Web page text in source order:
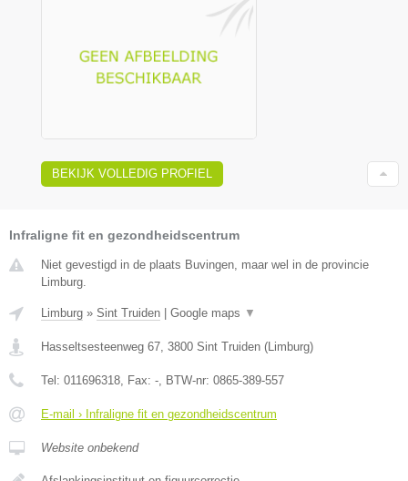
BEKIJK VOLLEDIG PROFIEL
Infraligne fit en gezondheidscentrum
Niet gevestigd in de plaats Buvingen, maar wel in de provincie
Limburg.
Limburg » Sint Truiden | Google maps ▼
Hasseltsesteenweg 67 3800 Sint Truiden (Limburg)
Tel: 011696318 , Fax: - , BTW-nr: 0865-389-557
E-mail › Infraligne fit en gezondheidscentrum
Website onbekend